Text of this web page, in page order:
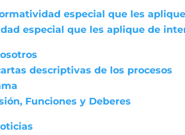
especial que les
especial que les aplique de
descriptivas de los procesos
Funciones y Deberes